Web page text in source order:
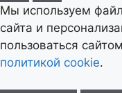
Выберите ваш
Сейчас: Красноярск
Красноярск
Мы используем
сайта и
пользоваться
политикой cookie.